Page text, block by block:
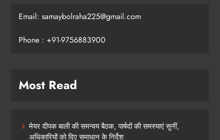
Email: samaybolraha225@gmail.com
Phone : +91-9756883900
Most Read
मेयर दीपक बाली की समन्वय बैठक, पार्षदों की समस्याएं सुनीं,
अधिकारियों को दिए समाधान के निर्देश